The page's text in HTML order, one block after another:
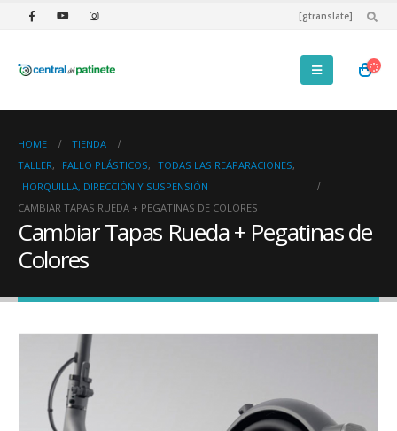
[gtranslate]
HOME
TIENDA
TALLER, FALLO PLÁSTICOS, TODAS LAS REAPARACIONES,
HORQUILLA, DIRECCIÓN Y SUSPENSIÓN
CAMBIAR TAPAS RUEDA + PEGATINAS DE COLORES
Cambiar Tapas Rueda + Pegatinas de
Colores